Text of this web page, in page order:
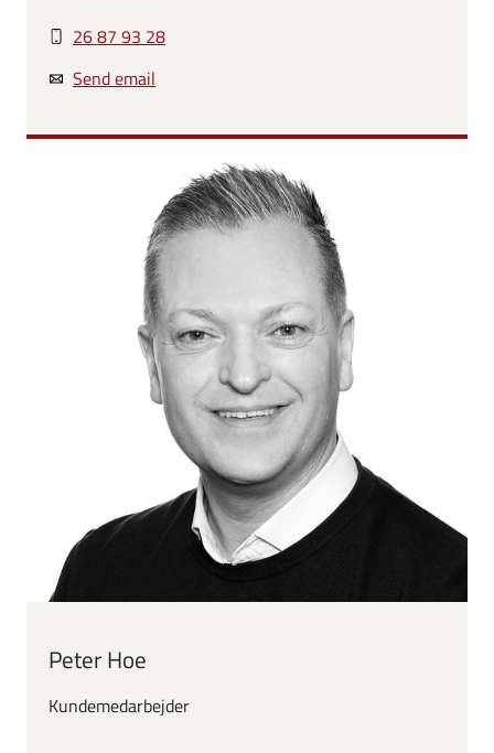
26 87 93 28
Send email
Peter Hoe
Kundemedarbejder